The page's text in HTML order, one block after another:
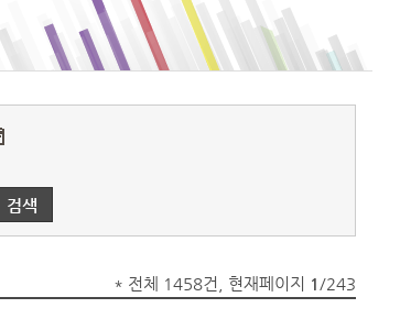
* 전체 1458건, 현재페이지 1 /243